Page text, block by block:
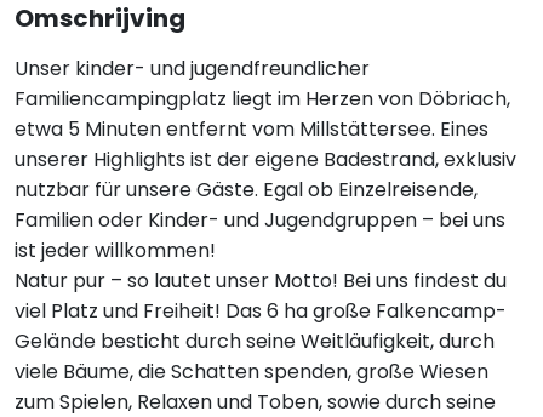
Omschrijving
Unser kinder- und jugendfreundlicher
Familiencampingplatz liegt im Herzen von Döbriach,
etwa 5 Minuten entfernt vom Millstättersee. Eines
unserer Highlights ist der eigene Badestrand, exklusiv
nutzbar für unsere Gäste. Egal ob Einzelreisende,
Familien oder Kinder- und Jugendgruppen – bei uns
ist jeder willkommen!
Natur pur – so lautet unser Motto! Bei uns findest du
viel Platz und Freiheit! Das 6 ha große Falkencamp-
Gelände besticht durch seine Weitläufigkeit, durch
viele Bäume, die Schatten spenden, große Wiesen
zum Spielen, Relaxen und Toben, sowie durch seine